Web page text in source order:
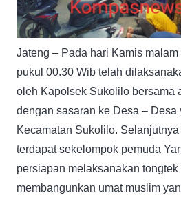
Jateng – Pada hari Kamis
pukul 00.30 Wib telah
oleh Kapolsek Sukolilo bersama
dengan sasaran ke Desa –
Kecamatan Sukolilo.
terdapat sekelompok pemuda
persiapan melaksanakan
membangunkan umat muslim